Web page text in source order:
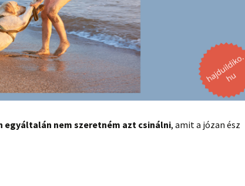
foglalkozások
egyáltalán nem szeretném azt csinálni, amit a józan ész